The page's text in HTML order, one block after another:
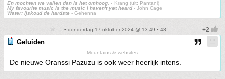
En mochten we vallen dan is het omhoog. - Krang (uit: Pantani)
My favourite music is the music I haven't yet heard - John Cage
Water: ijskoud de hardste - Gehenna
• donderdag 17 oktober 2024 @ 13:49 • 48
Geluiden
Mountains & websites
De nieuwe Oranssi Pazuzu is ook weer heerlijk intens.